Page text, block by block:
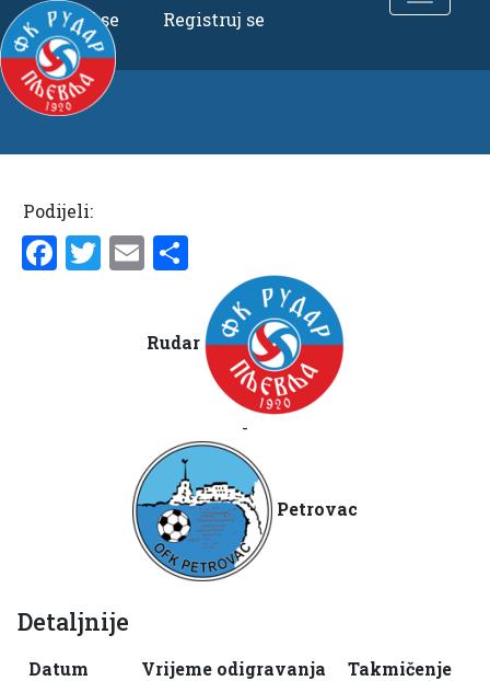
Uloguj se Registruj se
Podijeli:
Facebook
Twitter
Email
Rudar
-
Petrovac
Detaljnije
Datum Vrijeme odigravanja Takmičenje